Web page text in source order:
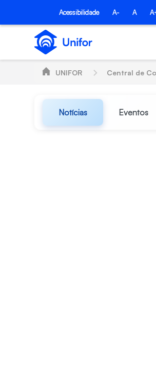
Pular para o Conteúdo principal
Acessibilidade A- A
UNIFOR Central de
Notícias Eventos